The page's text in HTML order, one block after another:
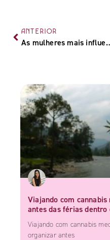
ANTERIOR
As mulheres
Viajando com
antes das férias
Viajando com cannabis
organizar antes